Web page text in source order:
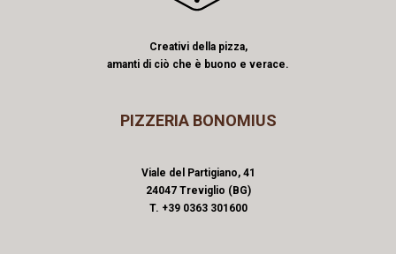
Creativi della pizza,
amanti di ciò che è buono e verace.
PIZZERIA BONOMIUS
Viale del Partigiano, 41
24047 Treviglio (BG)
T. +39 0363 301600